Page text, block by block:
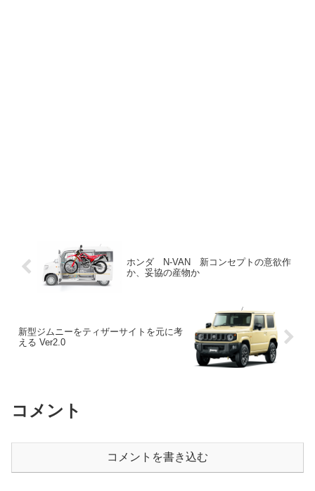
ホンダ N-VAN 新コンセプトの意欲作
か、妥協の産物か
新型ジムニーをティザーサイトを元に考
える Ver2.0
コメント
コメントを書き込む